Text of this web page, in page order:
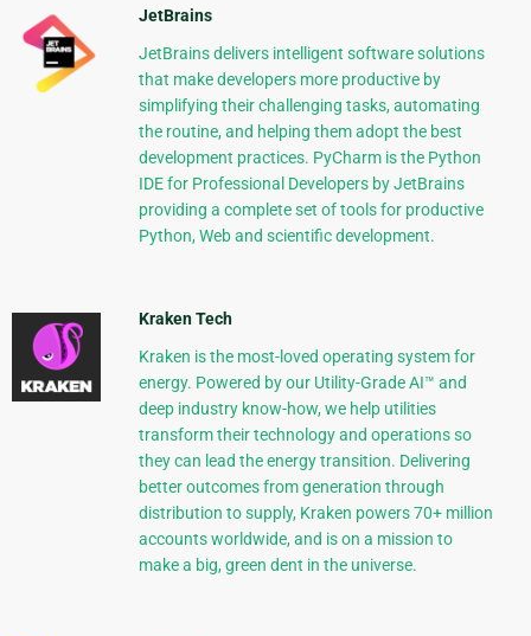
JetBrains
JetBrains delivers intelligent software solutions
that make developers more productive by
simplifying their challenging tasks, automating
the routine, and helping them adopt the best
development practices. PyCharm is the Python
IDE for Professional Developers by JetBrains
providing a complete set of tools for productive
Python, Web and scientific development.
Kraken Tech
Kraken is the most-loved operating system for
energy. Powered by our Utility-Grade AI™ and
deep industry know-how, we help utilities
transform their technology and operations so
they can lead the energy transition. Delivering
better outcomes from generation through
distribution to supply, Kraken powers 70+ million
accounts worldwide, and is on a mission to
make a big, green dent in the universe.